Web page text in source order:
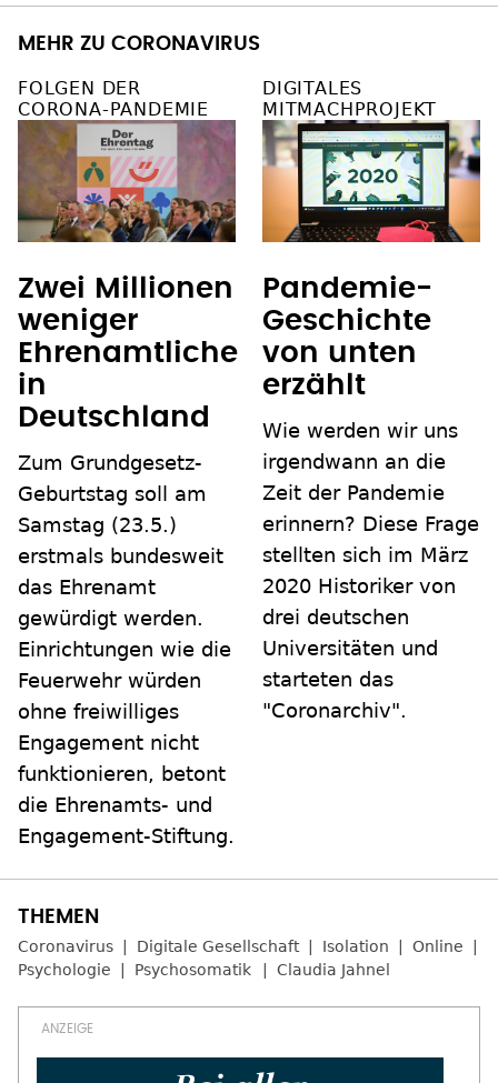
MEHR ZU CORONAVIRUS
FOLGEN DER
CORONA-PANDEMIE
Zwei Millionen
weniger
Ehrenamtliche
in
Deutschland
Zum Grundgesetz-
Geburtstag soll am
Samstag (23.5.)
erstmals bundesweit
das Ehrenamt
gewürdigt werden.
Einrichtungen wie die
Feuerwehr würden
ohne freiwilliges
Engagement nicht
funktionieren, betont
die Ehrenamts- und
Engagement-Stiftung.
DIGITALES
MITMACHPROJEKT
Pandemie-
Geschichte
von unten
erzählt
Wie werden wir uns
irgendwann an die
Zeit der Pandemie
erinnern? Diese Frage
stellten sich im März
2020 Historiker von
drei deutschen
Universitäten und
starteten das
"Coronarchiv".
Coronavirus Digitale Gesellschaft Isolation
Online
Psychologie
Psychosomatik Claudia Jahnel